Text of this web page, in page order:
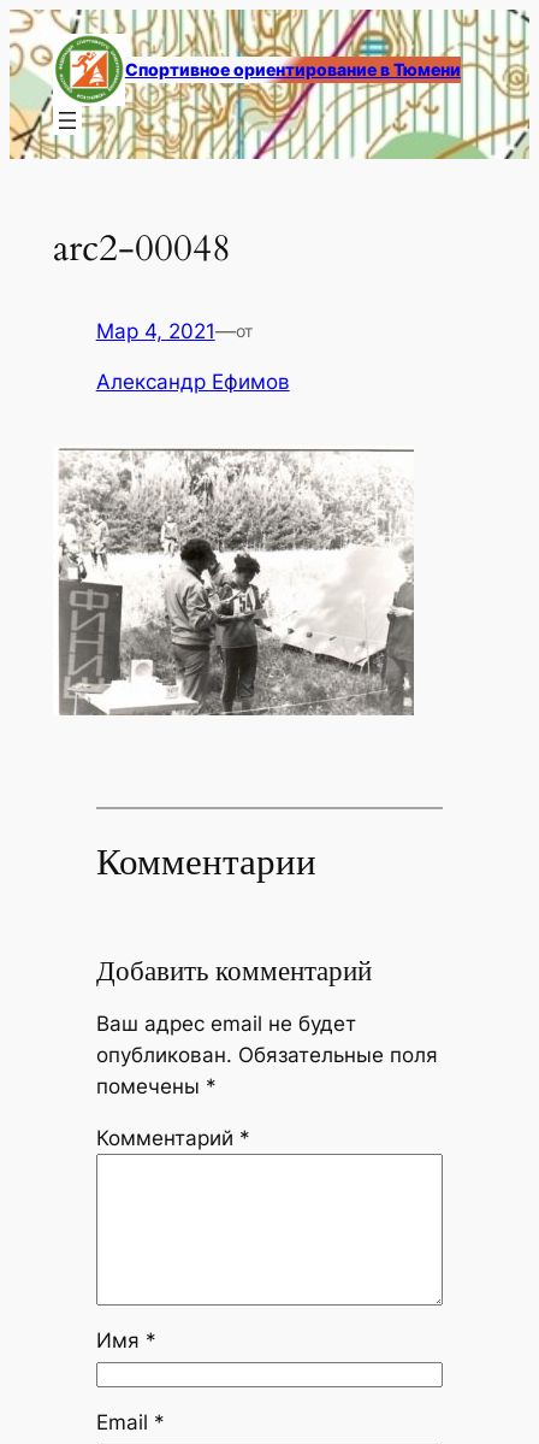
Перейти
к
содержимому
Спортивное ориентирование в Тюмени
arc2-00048
Мар 4, 2021—от
Александр Ефимов
Комментарии
Добавить комментарий
Ваш адрес email не будет
опубликован. Обязательные поля
помечены *
Комментарий *
Имя *
Email *